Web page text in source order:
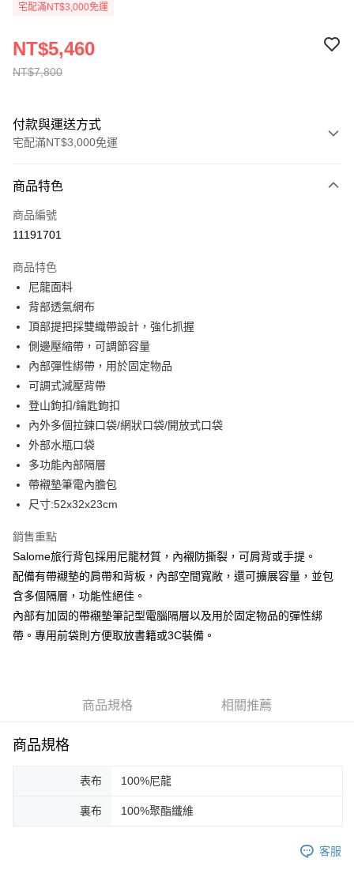
宅配滿NT$3,000免運
NT$7,800
NT$5,460
付款與運送方式
宅配滿NT$3,000免運
信用卡一次付款
信用卡分期付款
合作金庫商業銀行
華南商業銀行
上海商業儲蓄銀行
國泰世華商業銀行
兆豐國際商業銀行
臺灣中小企業銀行
匯豐（台灣）商業銀行
聯邦商業銀行
元大商業銀行
玉山商業銀行
台新國際商業銀行
中國信託商業銀行
台灣樂天信用卡公司
LINE Pay
Apple Pay
街口支付
悠遊付
AFTEE先享後付
相關說明
【關於「AFTEE先享後付」】
AFTEE先享後付是「在收到商品之後才付款」的支付方式。 讓您購物簡單
便利好安心！
１．簡單：不需註冊會員、不需綁卡、不需儲值。
３．安心：先確認商品／服務後，再付款。
【「AFTEE先享後付」結帳流程】
１．於結帳方式選擇「AFTEE先享後付」後，將跳轉至「AFTEE先享後付」
結帳頁面，進行簡訊認證並確認金額後，即可完成結帳。
３．收到繳費通知簡訊後14天內，點擊此簡訊中的連結，可透過四大超商／
ATM／網路銀行／等多元方式進行付款，方視為交易完成。
是否繳費成功／繳費後需取消欲退款等相關疑問，請聯繫「AFTEE先享後付
【注意事項】
易，需依本服務之必要範圍內提供個人資料，並將交易相關給付款項請求債
２．關於個人資料處理事宜，請瀏覽以下網址：
https://aftee.tw/terms/#terms3
「AFTEE先享後付」，若未經同意申辦者引起之損失，本公司不負相關責
運送方式
黑貓宅急便配送到府
每筆NT$120，滿NT$3,000(含以上)免運費
商品特色
商品編號
11191701
商品特色
尼龍面料
背部透氣網布
頂部提把採雙織帶設計，強化抓握
側邊壓縮帶，可調節容量
內部彈性綁帶，用於固定物品
可調式減壓背帶
登山鉤扣/鑰匙鉤扣
內外多個拉鍊口袋/網狀口袋/開放式口袋
外部水瓶口袋
多功能內部隔層
帶襯墊筆電內膽包
尺寸:52x32x23cm
銷售重點
Salome旅行背包採用尼龍材質，內襯防撕裂，可肩背或手提。
配備有帶襯墊的肩帶和背板，內部空間寬敞，還可擴展容量，並包
含多個隔層，功能性絕佳。
內部有加固的帶襯墊筆記型電腦隔層以及用於固定物品的彈性綁
帶。專用前袋則方便取放書籍或3C裝備。
商品規格 相關推薦
商品規格
表布 100%尼龍
裏布 100%聚酯纖維
客服